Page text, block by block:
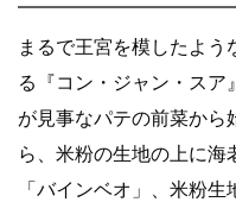
まるで王宮を模したよ
る『コン・ジャン・スア
が見事なパテの前菜から
ら、米粉の生地の上に海
「バインベオ」、米粉